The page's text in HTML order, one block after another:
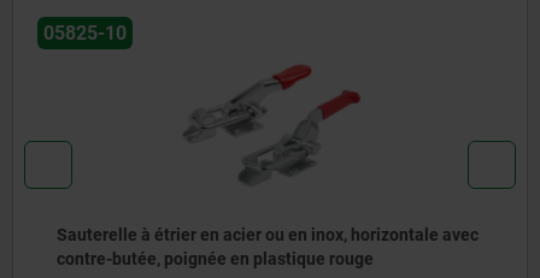
05825-10
Sauterelle à étrier en acier ou en inox, horizontale avec
contre-butée, poignée en plastique rouge